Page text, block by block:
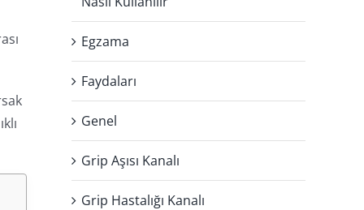
Egzama
Faydaları
Genel
Grip Aşısı Kanalı
Grip Hastalığı Kanalı